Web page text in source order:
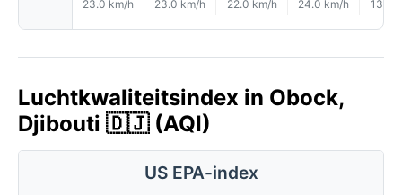
23.0 km/h 23.0 km/h 22.0 km/h 24.0 km/h 13.0
Luchtkwaliteitsindex in Obock,
Djibouti 🇩🇯 (AQI)
US EPA-index